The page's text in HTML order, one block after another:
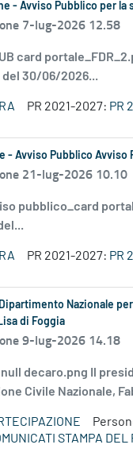
- Avviso Pubblico per la
7-lug-2026 12.58
card
del 30/06/2026...
PR 2021-2027: PR
- Avviso Pubblico Avviso
21-lug-2026 10.10
pubblico_card
PR 2021-2027: PR
Nazionale
di Foggia
9-lug-2026 14.18
decaro.png Il
Civile Nazionale,
STAMPA DEL